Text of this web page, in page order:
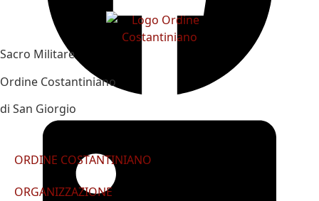
Sacro Militare
Ordine Costantiniano
di San Giorgio
ORDINE COSTANTINIANO
ORGANIZZAZIONE